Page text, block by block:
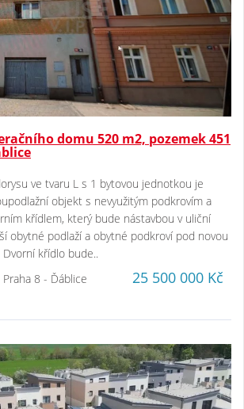
domu 520 m2, pozemek 451
ve tvaru L s 1 bytovou jednotkou je
objekt s nevyužitým podkrovím a
křídlem, který bude nástavbou v uliční
obytné podlaží a obytné podkroví pod novou
křídlo bude..
Praha 8 - Ďáblice 25 500 000 Kč